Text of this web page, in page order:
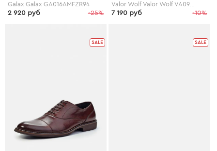
Galax Galax GA016AMFZR94
-25%
2 920 руб
Valor Wolf Valor Wolf VA090AMGMD30
-10%
7 190 руб
SALE SALE